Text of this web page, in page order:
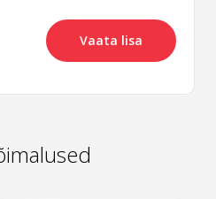
Vaata lisa